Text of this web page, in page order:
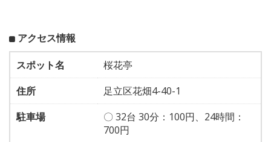
アクセス情報
スポット名
桜花亭
住所
足立区花畑4-40-1
駐車場
〇 32台 30分：100円、24時間：
700円